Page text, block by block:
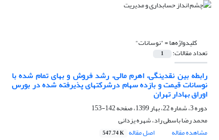
کلیدواژه‌ها ="نوسانات"
تعداد مقالات: 1
رابطه بین نقدینگی، اهرم مالی، رشد فروش و بهای تمام شده با
نوسانات قیمت و بازده سهام درشرکتهای پذیرفته شده در بورس
اوراق بهادار تهران
دوره 3، شماره 22، بهار 1399، صفحه
142-153
محمد رضا باسطی راد، شهره یزدانی
مشاهده مقاله
اصل مقاله 547.74 K